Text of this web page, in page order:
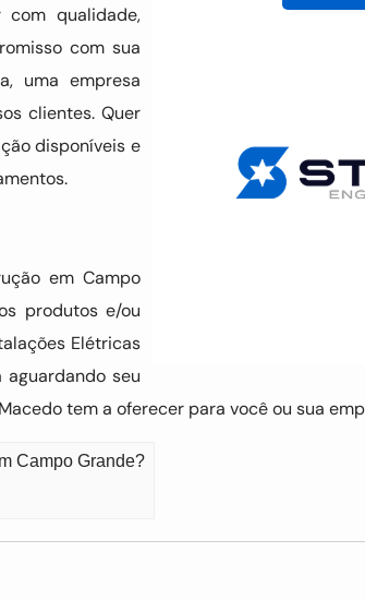
qualidade,
com sua
uma empresa
clientes. Quer
disponíveis e
em Campo
produtos e/ou
Elétricas
seu
tem a oferecer para você ou sua
Campo Grande?